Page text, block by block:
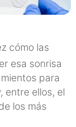
cómo las
esa sonrisa
para
entre ellos, el
los más